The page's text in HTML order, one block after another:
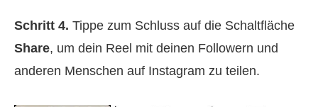
Schritt 4. Tippe zum Schluss auf die Schaltfläche
Share, um dein Reel mit deinen Followern und
anderen Menschen auf Instagram zu teilen.